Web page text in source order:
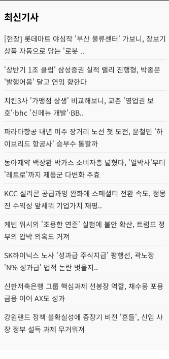
최신기사
[현장] 롯데마트 야심작 '부산 물류센터' 가보니, 장보기
상품 자동으로 담는 '로봇 ..
'상반기 1조 클럽' 삼성증권 실적 랠리 진행형, 박종문
'발행어음' 달고 연임 향한다
치킨3사 '가맹점 상생' 비교해보니, 교촌 '영업권 보
호'·bhc '신메뉴 개발'·BB..
파라타항공 내년 미주 장거리 노선 첫 도전, 윤철민 '하
이브리드 항공사' 승부수 통할까
동아제약 백상환 박카스 소비자층 넓혔다, '얼박사'부터
'레트로'까지 제품군 다변화 주효
KCC 실리콘 공급과잉 완화에 스페셜티 전환 속도, 정몽
진 수익성 앞세워 기업가치 재평..
케빈 워시의 '조용한 연준' 실험에 불안 확산, 트럼프 정
부의 압박 의혹도 커져
SK하이닉스 노사 '성과급 주식지급' 평행선, 곽노정
'N% 성과급' 법적 논란 벗을지..
신한저축은행 그룹 핵심과제 선봉장 역할, 채수웅 포용
금융 이어 AX도 성과
강원랜드 정책 불확실성에 중장기 비전 '흔들', 신임 사
장 정부 설득 과제 무거워져